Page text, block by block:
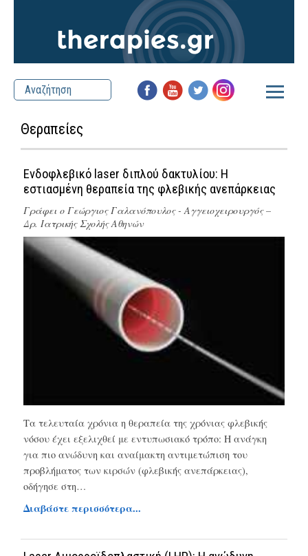
Θεραπείες
Ενδοφλεβικό laser διπλού δακτυλίου: Η
εστιασμένη θεραπεία της φλεβικής ανεπάρκειας
Γράφει οΓεώργιος Γαλανόπουλος - Aγγειοχειρουργός –
Δρ. Ιατρικής Σχολής Αθηνών
Τα τελευταία χρόνια η θεραπεία της χρόνιας φλεβικής
νόσου έχει εξελιχθεί με εντυπωσιακό τρόπο: Η ανάγκη
για πιο ανώδυνη και αναίμακτη αντιμετώπιση του
προβλήματος των κιρσών (φλεβικής ανεπάρκειας),
οδήγησε στη…
Διαβάστε περισσότερα...